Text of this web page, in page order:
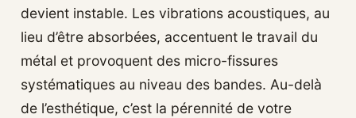
devient instable. Les vibrations acoustiques, au
lieu d’être absorbées, accentuent le travail du
métal et provoquent des micro-fissures
systématiques au niveau des bandes. Au-delà
de l’esthétique, c’est la pérennité de votre